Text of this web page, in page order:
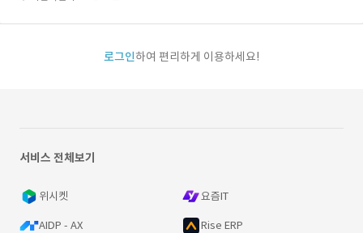
로그인하여 편리하게 이용하세요!
서비스 전체보기
위시켓 요즘IT
AIDP - AX Rise ERP